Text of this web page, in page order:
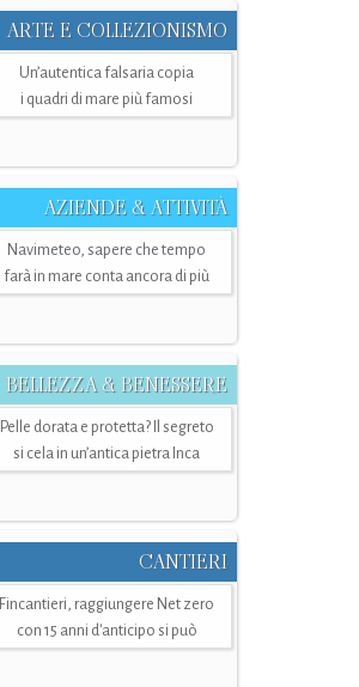
ARTE E COLLEZIONISMO
Un’autentica falsaria copia
i quadri di mare più famosi
AZIENDE & ATTIVITÀ
Navimeteo, sapere che tempo
farà in mare conta ancora di più
BELLEZZA & BENESSERE
Pelle dorata e protetta? Il segreto
si cela in un’antica pietra Inca
CANTIERI
Fincantieri, raggiungere Net zero
con 15 anni d'anticipo si può